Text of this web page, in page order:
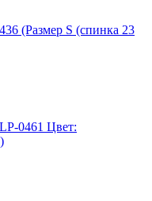
(Размер S (спинка 23
0461 Цвет: